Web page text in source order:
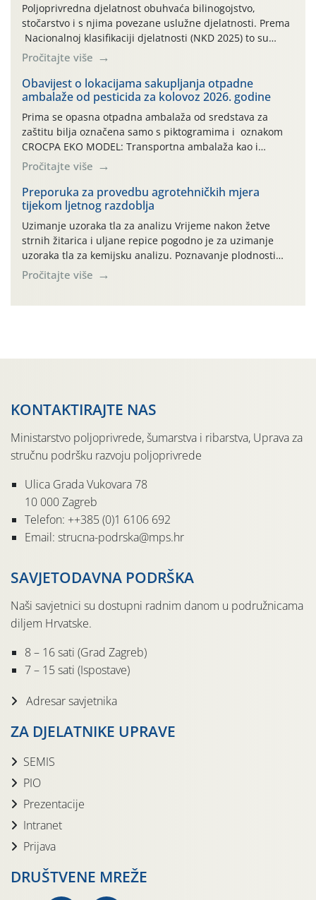
Poljoprivredna djelatnost obuhvaća bilinogojstvo,
stočarstvo i s njima povezane uslužne djelatnosti. Prema
Nacionalnoj klasifikaciji djelatnosti (NKD 2025) to su
skupne 01.1, 01.2, 01.3, 01.4, 01.5 i 01.6. Djelatnost
prerade poljoprivrednih proizvoda je svako djelovanje na
poljoprivredni proizvod čiji je rezultat proizvod koji
također može biti poljoprivredni proizvod poput npr.
maslinovog ulja, bučinog ulja, vino od […]
Pročitajte više
Obavijest o lokacijama sakupljanja otpadne
ambalaže od pesticida za kolovoz 2026. godine
Prima se opasna otpadna ambalaža od sredstava za
zaštitu bilja označena samo s piktogramima i oznakom
CROCPA EKO MODEL: Transportna ambalaža kao i
ambalaža drugih proizvoda koji nisu sredstva za zaštitu
bilja (npr. ambalaža od mineralnih gnojiva,) se ne
prihvaća. Korisnicima je osiguran besplatni povrat
prazne ambalaže isključivo ovih tvrtki: AGROCHEM-MAKS,
AGRONOM, ALBAUGH TKI* (PINUS […]
Pročitajte više
Preporuka za provedbu agrotehničkih mjera
tijekom ljetnog razdoblja
Uzimanje uzoraka tla za analizu Vrijeme nakon žetve
strnih žitarica i uljane repice pogodno je za uzimanje
uzoraka tla za kemijsku analizu. Poznavanje plodnosti
parcele temelj je za pravilnu gnojidbu. Samo
izbalansiranom i pravodobnom gnojidbom možemo
Pročitajte više
KONTAKTIRAJTE NAS
Ministarstvo poljoprivrede, šumarstva i ribarstva, Uprava za
stručnu podršku razvoju poljoprivrede
Ulica Grada Vukovara 78
10 000 Zagreb
Telefon: ++385 (0)1 6106 692
Email: strucna-podrska@mps.hr
SAVJETODAVNA PODRŠKA
Naši savjetnici su dostupni radnim danom u podružnicama
diljem Hrvatske.
8 – 16 sati (Grad Zagreb)
7 – 15 sati (Ispostave)
Adresar savjetnika
ZA DJELATNIKE UPRAVE
SEMIS
PIO
Prezentacije
Intranet
Prijava
DRUŠTVENE MREŽE